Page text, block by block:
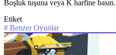
Boşluk tuşuna veya K harfine basın.
Etiket
# Benzer Oyunlar